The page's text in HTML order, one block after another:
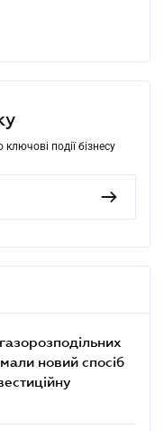
події бізнесу
новий спосіб